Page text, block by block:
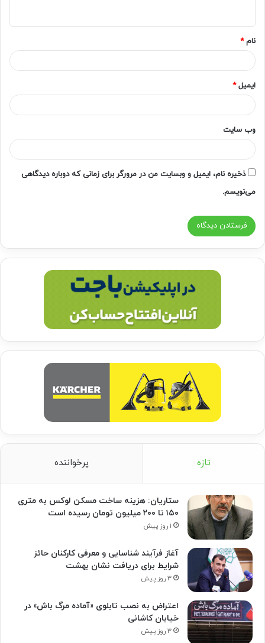
*
نام*
ایمیل*
وب‌ سایت
ذخیره نام، ایمیل و وبسایت من در مرورگر برای زمانی که دوباره دیدگاهی
می‌نویسم.
تازه پرخواننده
ستاریان: هزینه ساخت مسکن لوکس به متری
۱۵۰ تا ۲۰۰ میلیون تومان رسیده است
۱ روز پیش
آغاز فرآیند شناسایی و معرفی کارکنان حائز
شرایط برای دریافت نشان بهشت
۳ روز پیش
اعتراض به نصب تابلوی «آماده مرگ باش» در
خیابان کاشانی
۳ روز پیش